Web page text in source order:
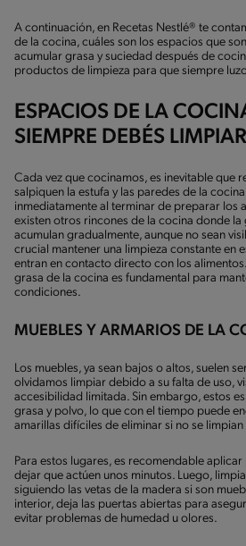
A continuación, en Recetas Nestlé® te
de la cocina, cuáles son los espacios que
acumular grasa y suciedad después de
productos de limpieza para que siempre
ESPACIOS DE LA
SIEMPRE DEBÉS LIMPIAR
Cada vez que cocinamos, es inevitable que
salpiquen la estufa y las paredes de la
inmediatamente al terminar de preparar los
existen otros rincones de la cocina donde la
acumulan gradualmente, aunque no sean
crucial mantener una limpieza constante en
entran en contacto directo con los
grasa de la cocina es fundamental para
condiciones.
MUEBLES Y ARMARIOS DE LA
Los muebles, ya sean bajos o altos, suelen
olvidamos limpiar debido a su falta de uso,
accesibilidad limitada. Sin embargo, estos
grasa y polvo, lo que con el tiempo puede
amarillas difíciles de eliminar si no se
Para estos lugares, es recomendable
dejar que actúen unos minutos. Luego,
siguiendo las vetas de la madera si son
interior, deja las puertas abiertas para
evitar problemas de humedad u olores.